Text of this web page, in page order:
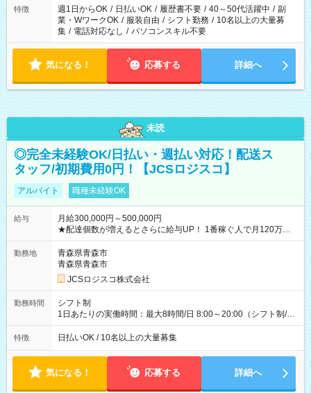
特徴 週1日からOK / 日払いOK / 履歴書不要 / 40～50代活躍中 / 副
業・WワークOK / 服装自由 / シフト勤務 / 10名以上の大量募
集 / 電話対応なし / パソコンスキル不要
気になる！ 応募する 詳細へ
未読
◎完全未経験OK/日払い・週払い対応！配送ス
タッフ/初期費用0円！【JCSロジスコ】
アルバイト 職種未経験OK
給与
月給300,000円～500,000円
★配達個数が増えるとさらに給与UP！ 1番稼ぐ人で月120万ほ
ど！ ・主要都市エリア 月収55万円／週5日稼働 月収65万~112
万円／週6日稼働 ・地方郊外エリア 月収40万円／週5日稼働 月
収40万円~50万円／週6日稼働 ＜モデルイメージ＞ ■月収50万
円 (27歳男性/江東区在住)※元建築関係 1日150個配達×25日勤務
(日休み) ■月収80万円(43歳男性/墨田区在住)※元営業 1日200個
勤務地
青森県青森市
青森県青森市
JCSロジスコ株式会社
勤務時間
シフト制
1日あたりの実働時間：最大8時間/日 8:00～20:00（シフト制/実
働8時間） ※週5日勤務（場所次第では週4も有り） ※配達状況
によって時間外での勤務可能性有り ※案件により多少の前後あ
特徴 日払いOK / 10名以上の大量募集
気になる！ 応募する 詳細へ